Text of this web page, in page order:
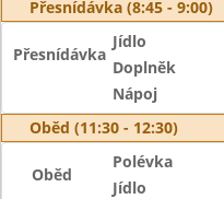
Přesnídávka (8:45 - 9:00)
Přesnídávka
Jídlo
Doplněk
Nápoj
Oběd (11:30 - 12:30)
Oběd
Polévka
Jídlo